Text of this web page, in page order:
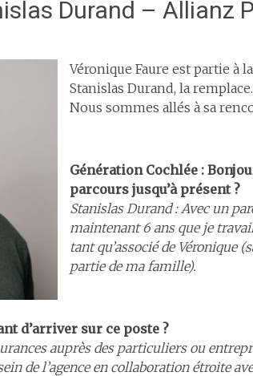
Durand – Allianz
Véronique Faure est partie à
Stanislas Durand, la remplace.
Nous sommes allés à sa
Génération Cochlée :
parcours jusqu’à présent ?
Stanislas Durand :Avec un
maintenant 6 ans que je
tant qu’associé de Véronique
partie de ma famille).
d’arriver sur ce poste ?
auprès des particuliers ou
de l’agence en collaboration étroite